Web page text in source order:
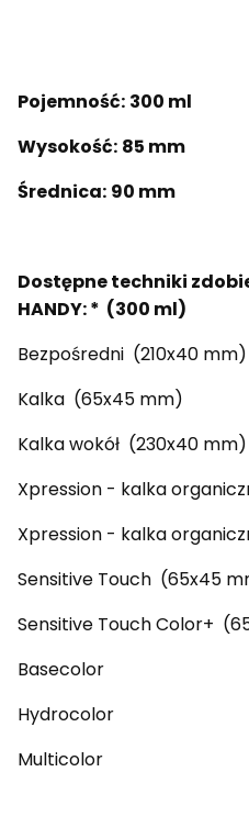
Pojemność: 300 ml
Wysokość: 85 mm
Średnica: 90 mm
Dostępne techniki
HANDY: * (300 ml)
Bezpośredni (210x40 mm)
Kalka (65x45 mm)
Kalka wokół (230x40 mm)
Xpression - kalka
Xpression - kalka
Sensitive Touch (65x45
Sensitive Touch Color+
Basecolor
Hydrocolor
Multicolor